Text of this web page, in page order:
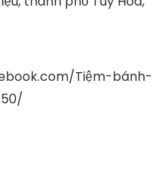
Tiệm-bánh-